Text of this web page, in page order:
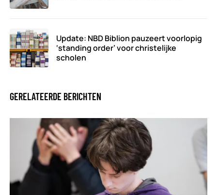
Update: NBD Biblion pauzeert voorlopig
‘standing order’ voor christelijke
scholen
GERELATEERDE BERICHTEN